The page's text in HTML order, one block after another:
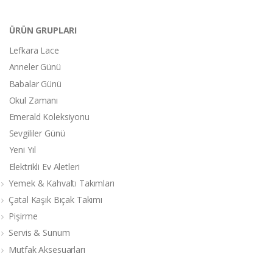
ÜRÜN GRUPLARI
Lefkara Lace
Anneler Günü
Babalar Günü
Okul Zamanı
Emerald Koleksiyonu
Sevgililer Günü
Yeni Yıl
Elektrikli Ev Aletleri
Yemek & Kahvaltı Takımları
Çatal Kaşık Bıçak Takımı
Pişirme
Servis & Sunum
Mutfak Aksesuarları